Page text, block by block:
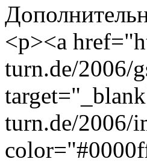
<p><a
turn.de/2006/
turn.de/2006/